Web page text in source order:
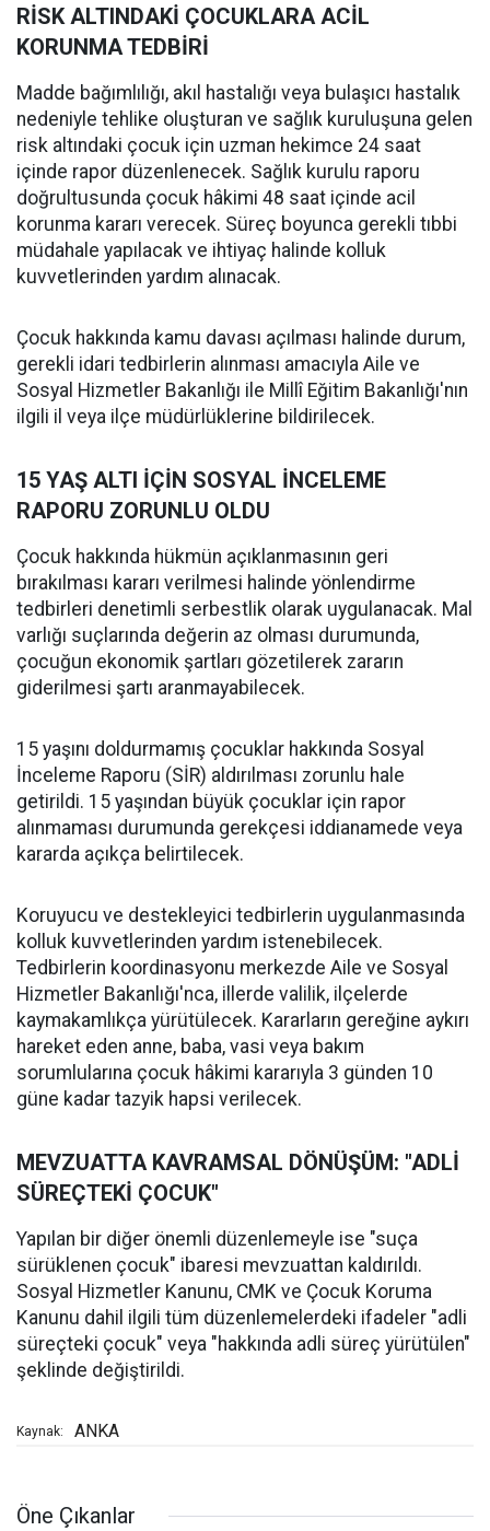
RİSK ALTINDAKİ ÇOCUKLARA ACİL
KORUNMA TEDBİRİ
Madde bağımlılığı, akıl hastalığı veya bulaşıcı hastalık
nedeniyle tehlike oluşturan ve sağlık kuruluşuna gelen
risk altındaki çocuk için uzman hekimce 24 saat
içinde rapor düzenlenecek. Sağlık kurulu raporu
doğrultusunda çocuk hâkimi 48 saat içinde acil
korunma kararı verecek. Süreç boyunca gerekli tıbbi
müdahale yapılacak ve ihtiyaç halinde kolluk
kuvvetlerinden yardım alınacak.
Çocuk hakkında kamu davası açılması halinde durum,
gerekli idari tedbirlerin alınması amacıyla Aile ve
Sosyal Hizmetler Bakanlığı ile Millî Eğitim Bakanlığı'nın
ilgili il veya ilçe müdürlüklerine bildirilecek.
15 YAŞ ALTI İÇİN SOSYAL İNCELEME
RAPORU ZORUNLU OLDU
Çocuk hakkında hükmün açıklanmasının geri
bırakılması kararı verilmesi halinde yönlendirme
tedbirleri denetimli serbestlik olarak uygulanacak. Mal
varlığı suçlarında değerin az olması durumunda,
çocuğun ekonomik şartları gözetilerek zararın
giderilmesi şartı aranmayabilecek.
15 yaşını doldurmamış çocuklar hakkında Sosyal
İnceleme Raporu (SİR) aldırılması zorunlu hale
getirildi. 15 yaşından büyük çocuklar için rapor
alınmaması durumunda gerekçesi iddianamede veya
kararda açıkça belirtilecek.
Koruyucu ve destekleyici tedbirlerin uygulanmasında
kolluk kuvvetlerinden yardım istenebilecek.
Tedbirlerin koordinasyonu merkezde Aile ve Sosyal
Hizmetler Bakanlığı'nca, illerde valilik, ilçelerde
kaymakamlıkça yürütülecek. Kararların gereğine aykırı
hareket eden anne, baba, vasi veya bakım
sorumlularına çocuk hâkimi kararıyla 3 günden 10
güne kadar tazyik hapsi verilecek.
MEVZUATTA KAVRAMSAL DÖNÜŞÜM: "ADLİ
SÜREÇTEKİ ÇOCUK"
Yapılan bir diğer önemli düzenlemeyle ise "suça
sürüklenen çocuk" ibaresi mevzuattan kaldırıldı.
Sosyal Hizmetler Kanunu, CMK ve Çocuk Koruma
Kanunu dahil ilgili tüm düzenlemelerdeki ifadeler "adli
süreçteki çocuk" veya "hakkında adli süreç yürütülen"
şeklinde değiştirildi.
Kaynak: ANKA
Öne Çıkanlar